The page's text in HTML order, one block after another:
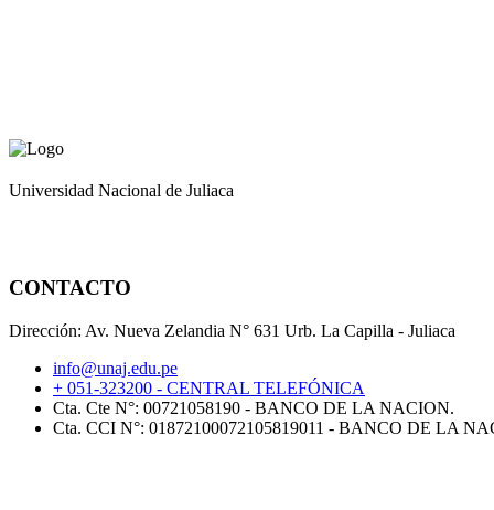
Universidad Nacional de Juliaca
CONTACTO
Dirección: Av. Nueva Zelandia N° 631 Urb. La Capilla - Juliaca
info@unaj.edu.pe
+ 051-323200 - CENTRAL TELEFÓNICA
Cta. Cte N°: 00721058190 - BANCO DE LA NACION.
Cta. CCI N°: 01872100072105819011 - BANCO DE LA